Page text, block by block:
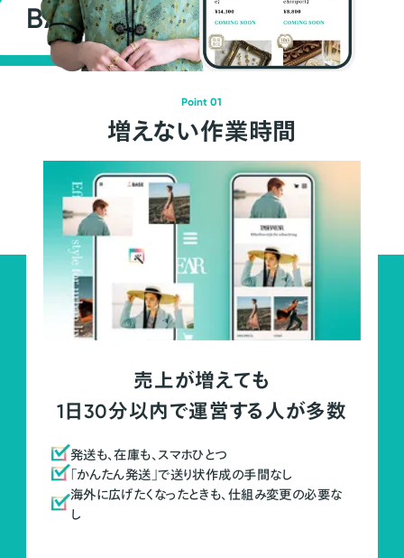
BASEが強い3つの理由
Point 01
増えない作業時間
売上が増えても
1日30分以内で運営する人が多数
発送も、在庫も、スマホひとつ
「かんたん発送」で送り状作成の手間なし
海外に広げたくなったときも、仕組み変更の必要な
し